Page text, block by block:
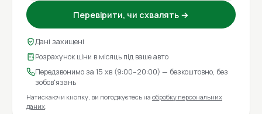
Перевірити, чи схвалять →
Дані захищені
Розрахунок ціни в місяць під ваше авто
Передзвонимо за 15 хв (9:00–20:00) — безкоштовно, без
зобов'язань
Натискаючи кнопку, ви погоджуєтесь на обробку персональних
даних.